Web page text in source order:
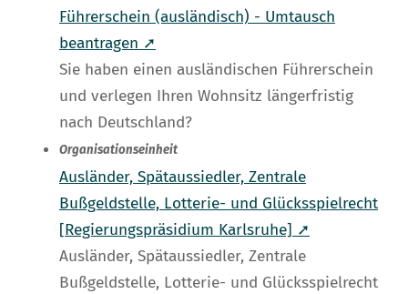
Führerschein (ausländisch) - Umtausch
beantragen ➚
Sie haben einen ausländischen Führerschein
und verlegen Ihren Wohnsitz längerfristig
nach Deutschland?
Organisationseinheit
Ausländer, Spätaussiedler, Zentrale
Bußgeldstelle, Lotterie- und Glücksspielrecht
[Regierungspräsidium Karlsruhe] ➚
Ausländer, Spätaussiedler, Zentrale
Bußgeldstelle, Lotterie- und Glücksspielrecht